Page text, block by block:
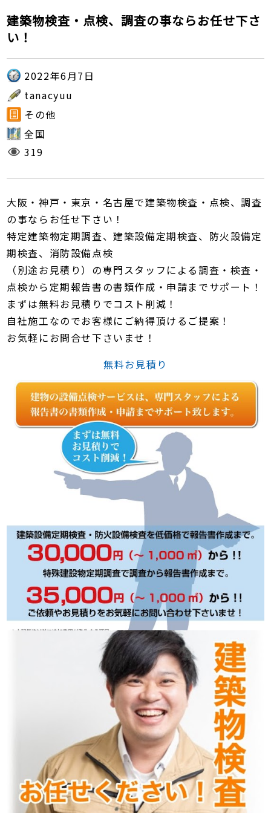
建築物検査・点検、調査の事ならお任せ下さ
い！
2022年6月7日
tanacyuu
その他
全国
319
大阪・神戸・東京・名古屋で建築物検査・点検、調査
の事ならお任せ下さい！
特定建築物定期調査、建築設備定期検査、防火設備定
期検査、消防設備点検
（別途お見積り）の専門スタッフによる調査・検査・
点検から定期報告書の書類作成・申請までサポート！
まずは無料お見積りでコスト削減！
自社施工なのでお客様にご納得頂けるご提案！
お気軽にお問合せ下さいませ！
無料お見積り